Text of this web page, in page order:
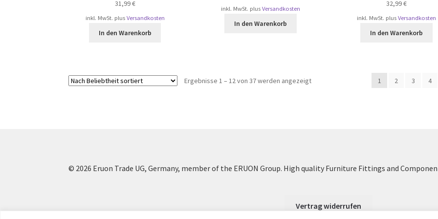
31,99€
inkl. MwSt. plus Versandkosten
In den Warenkorb
inkl. MwSt. plusVersandkosten
In den Warenkorb
32,99€
inkl. MwSt. plus Versandkosten
In den Warenkorb
Ergebnisse 1 – 12 von 37 werden angezeigtNach
1 2 3 4
© 2026 Eruon Trade UG, Germany, member of the ERUON Group. High quality Furniture Fittings and
Vertrag widerrufen